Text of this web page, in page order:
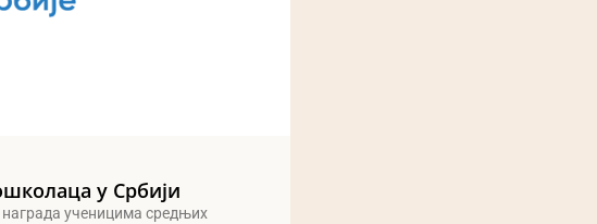
у Србији
награда ученицима средњих